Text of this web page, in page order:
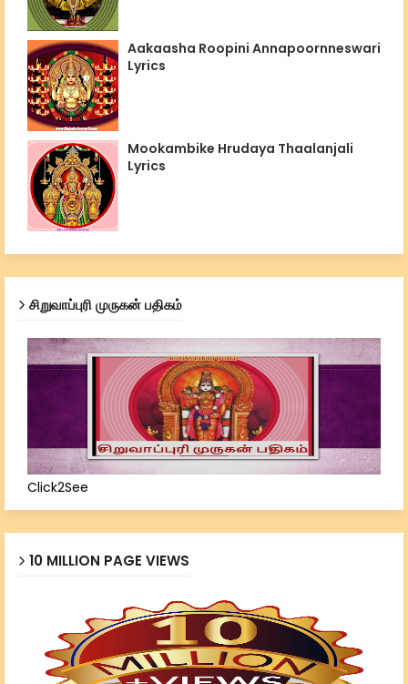
Aakaasha Roopini Annapoornneswari
Lyrics
Mookambike Hrudaya Thaalanjali
Lyrics
சிறுவாப்புரி முருகன் பதிகம்
Click2See
10 MILLION PAGE VIEWS